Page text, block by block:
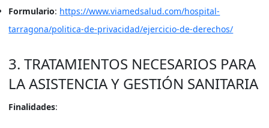
Formulario: https://www.viamedsalud.com/hospital-
tarragona/politica-de-privacidad/ejercicio-de-derechos/
3. TRATAMIENTOS NECESARIOS PARA
LA ASISTENCIA Y GESTIÓN SANITARIA
Finalidades: